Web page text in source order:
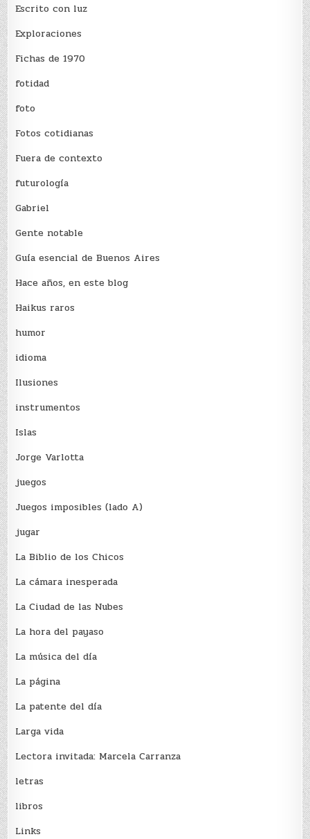
Escrito con luz
Exploraciones
Fichas de 1970
fotidad
foto
Fotos cotidianas
Fuera de contexto
futurología
Gabriel
Gente notable
Guía esencial de Buenos Aires
Hace años, en este blog
Haikus raros
humor
idioma
Ilusiones
instrumentos
Islas
Jorge Varlotta
juegos
Juegos imposibles (lado A)
jugar
La Biblio de los Chicos
La cámara inesperada
La Ciudad de las Nubes
La hora del payaso
La música del día
La página
La patente del día
Larga vida
Lectora invitada: Marcela Carranza
letras
libros
Links